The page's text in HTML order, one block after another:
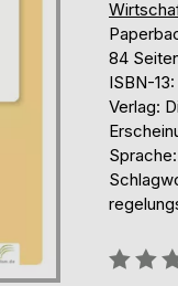
84
ISBN-
Verlag: